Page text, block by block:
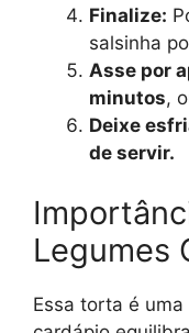
Finalize:
salsinha
Asse por
minutos,
Deixe
de servir.
Legumes
Essa torta é